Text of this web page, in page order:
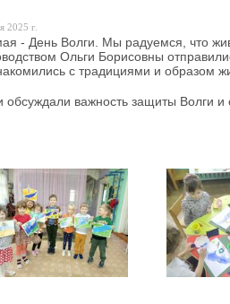
2025 г.
- День Волги. Мы радуемся, что
Ольги Борисовны
с традициями и образом
обсуждали важность защиты Волги